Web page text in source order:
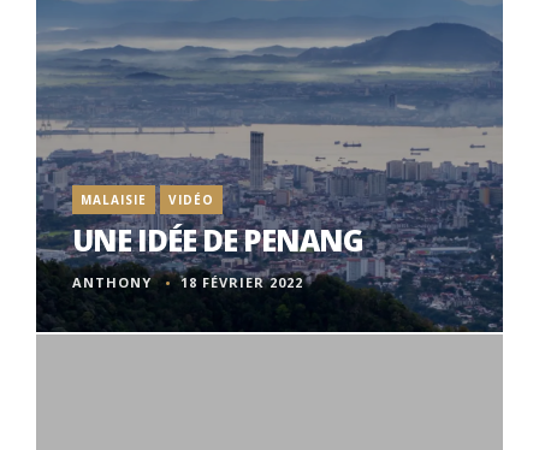
MALAISIE VIDÉO
UNE IDÉE DE PENANG
ANTHONY 18 FÉVRIER 2022